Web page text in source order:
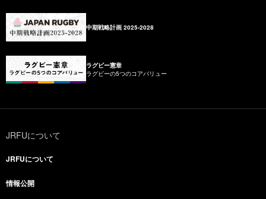
中期戦略計画 2025-2028
ラグビー憲章
ラグビーの5つのコアバリュー
JRFUについて
JRFUについて
情報公開